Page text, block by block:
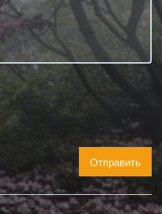
Отправить